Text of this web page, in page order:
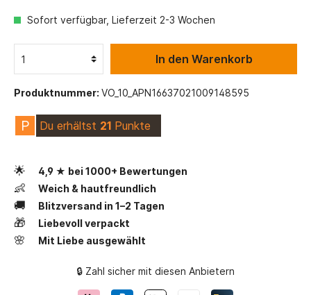
Sofort verfügbar, Lieferzeit 2-3 Wochen
In den Warenkorb
Produktnummer: VO_10_APN16637021009148595
P Du erhältst 21 Punkte
🌟 4,9 ★ bei 1000+ Bewertungen
👶 Weich & hautfreundlich
🚚 Blitzversand in 1–2 Tagen
🎁 Liebevoll verpackt
🌸 Mit Liebe ausgewählt
🔒 Zahl sicher mit diesen Anbietern